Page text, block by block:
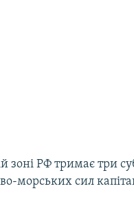
зоні РФ тримає три
морських сил